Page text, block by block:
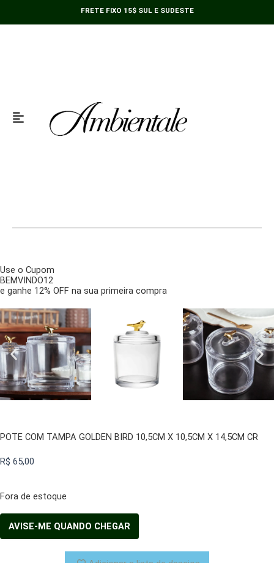
FRETE FIXO 15$ SUL E SUDESTE
Use o Cupom
BEMVINDO12
e ganhe 12% OFF na sua primeira compra
POTE COM TAMPA GOLDEN BIRD 10,5CM X 10,5CM X 14,5CM CR
R$ 65,00
Fora de estoque